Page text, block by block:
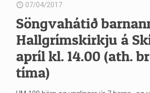
07/04/2017
Söngvahátið
Hallgrímskirkju á
apríl kl. 14.00 (ath.
tíma)